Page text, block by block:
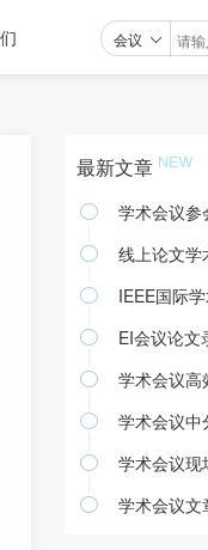
会议 
最新文章
 学术会议参
 线上论文学
 IEEE国际学
 EI会议论文
 学术会议高
 学术会议中
 学术会议现
 学术会议文